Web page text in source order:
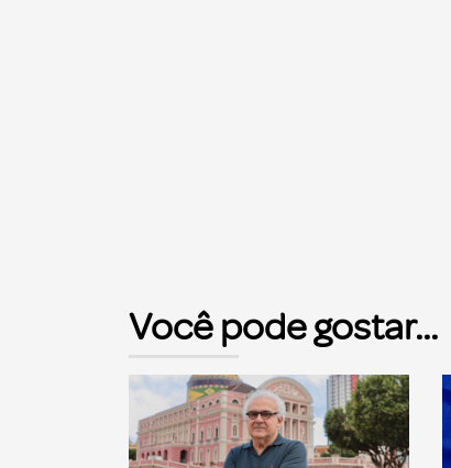
Você pode gostar...